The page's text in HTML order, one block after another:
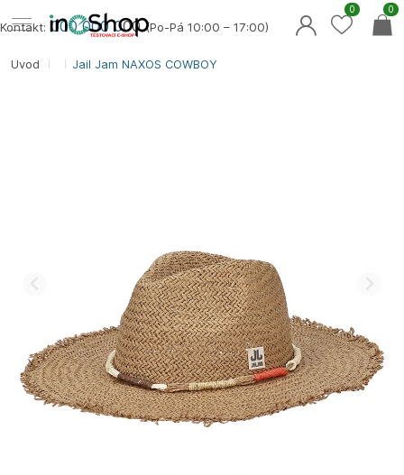
Úvod Jail Jam NAXOS COWBOY
Kontakt: 000 000 000(Po-Pá 10:00 – 17:00)
0
0